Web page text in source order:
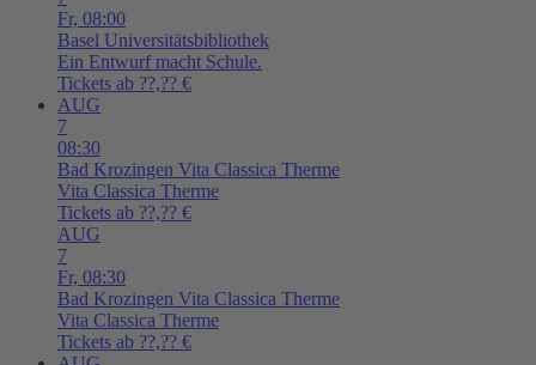
Fr, 08:00
Basel Universitätsbibliothek
Ein Entwurf macht Schule.
Tickets ab ??,?? €
AUG
7
08:30
Bad Krozingen Vita Classica Therme
Vita Classica Therme
Tickets ab ??,?? €
AUG
7
Fr, 08:30
Bad Krozingen Vita Classica Therme
Vita Classica Therme
Tickets ab ??,?? €